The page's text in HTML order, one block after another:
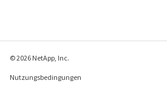
© 2026 NetApp, Inc.
Nutzungsbedingungen